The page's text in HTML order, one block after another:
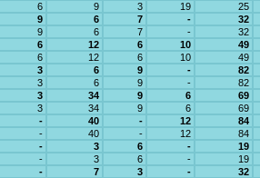
6 9 3 19
25
9 6 7 -
32
9 6 7 -
32
6 12 6 10
49
6 12 6 10
49
3 6 9 -
82
3 6 9 -
82
3 34 9 6
69
3 34 9 6
69
- 40 - 12
84
- 40 - 12
84
- 3 6 -
19
- 3 6 -
19
- 7 3 -
32